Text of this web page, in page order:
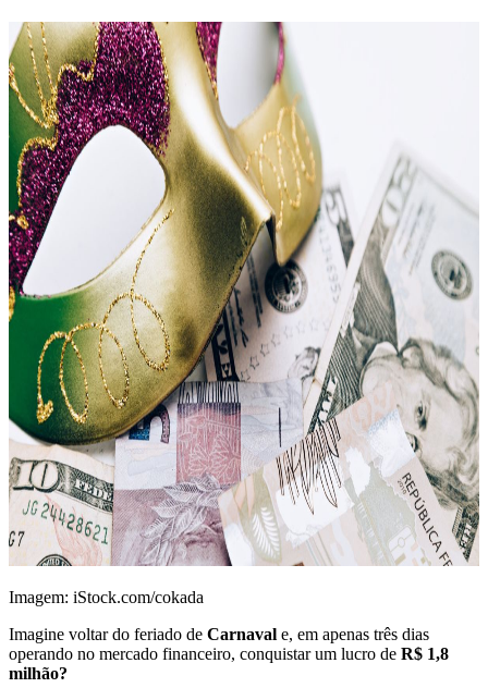
Imagem: iStock.com/cokada
Imagine voltar do feriado de Carnaval e, em apenas três dias
operando no mercado financeiro, conquistar um lucro de R$ 1,8
milhão?